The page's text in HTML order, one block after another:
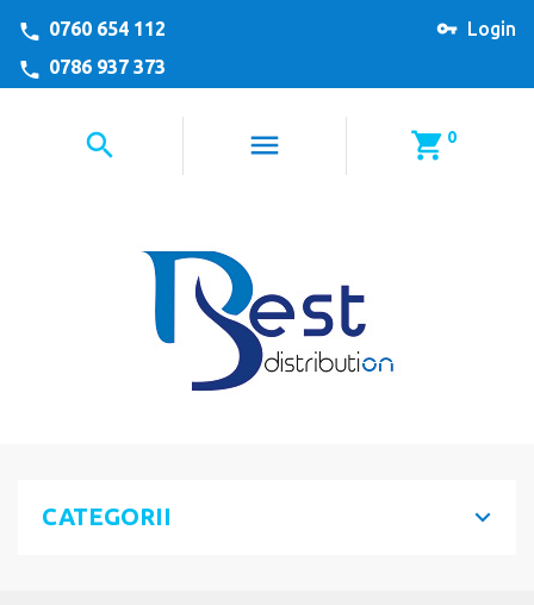
Login
0760 654 112
0786 937 373
0
CATEGORII